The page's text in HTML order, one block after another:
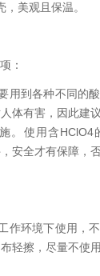
美观且保温。
：
到各种不同的酸
体有害，因此建
。使用含HClO4
安全才有保障，
环境下使用，不
轻擦，尽量不使